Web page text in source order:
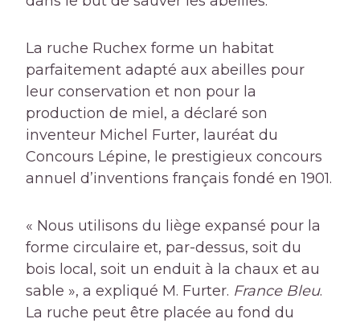
La ruche Ruchex forme un habitat
parfaitement adapté aux abeilles pour
leur conservation et non pour la
production de miel, a déclaré son
inventeur Michel Furter, lauréat du
Concours Lépine, le prestigieux concours
annuel d’inventions français fondé en 1901.
« Nous utilisons du liège expansé pour la
forme circulaire et, par-dessus, soit du
bois local, soit un enduit à la chaux et au
sable », a expliqué M. Furter. France Bleu.
La ruche peut être placée au fond du